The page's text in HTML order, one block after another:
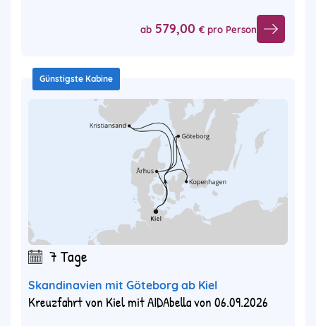
ab 579,00 € pro Person
Günstigste Kabine
7 Tage
Skandinavien mit Göteborg ab Kiel
Kreuzfahrt von Kiel mit AIDAbella von 06.09.2026